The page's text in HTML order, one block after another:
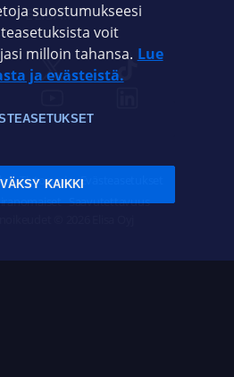
ELISA.FI
Tietosuoja Evästeasetukset
Saavutettavuus
suostumukseesi
voit
milloin tahansa. Lue
ja evästeistä.
KAIKKI